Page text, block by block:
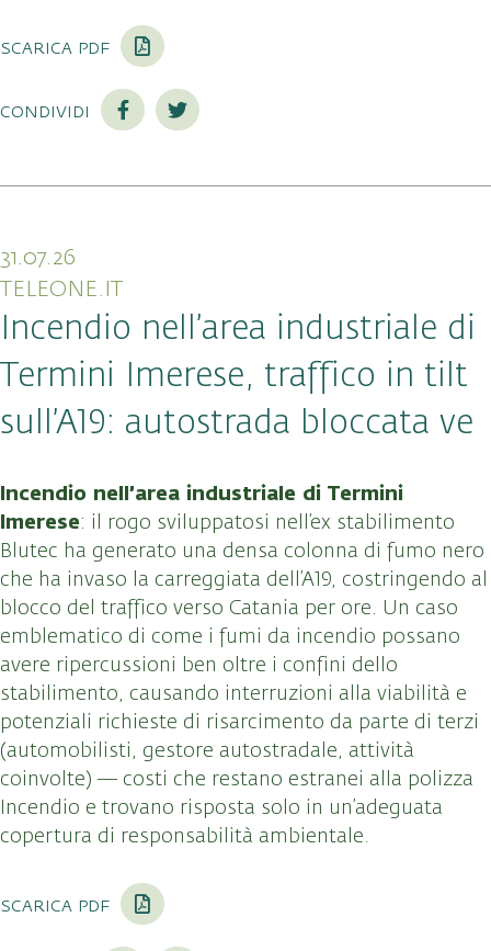
scarica pdf
condividi
31.07.26
TELEONE.IT
Incendio nell’area industriale di
Termini Imerese, traffico in tilt
sull’A19: autostrada bloccata ve
Incendio nell’area industriale di Termini
Imerese: il rogo sviluppatosi nell’ex stabilimento
Blutec ha generato una densa colonna di fumo nero
che ha invaso la carreggiata dell’A19, costringendo al
blocco del traffico verso Catania per ore. Un caso
emblematico di come i fumi da incendio possano
avere ripercussioni ben oltre i confini dello
stabilimento, causando interruzioni alla viabilità e
potenziali richieste di risarcimento da parte di terzi
(automobilisti, gestore autostradale, attività
coinvolte) — costi che restano estranei alla polizza
Incendio e trovano risposta solo in un’adeguata
copertura di responsabilità ambientale.
scarica pdf